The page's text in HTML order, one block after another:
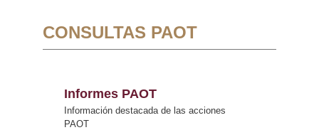
CONSULTAS PAOT
Informes PAOT
Información destacada de las acciones
PAOT